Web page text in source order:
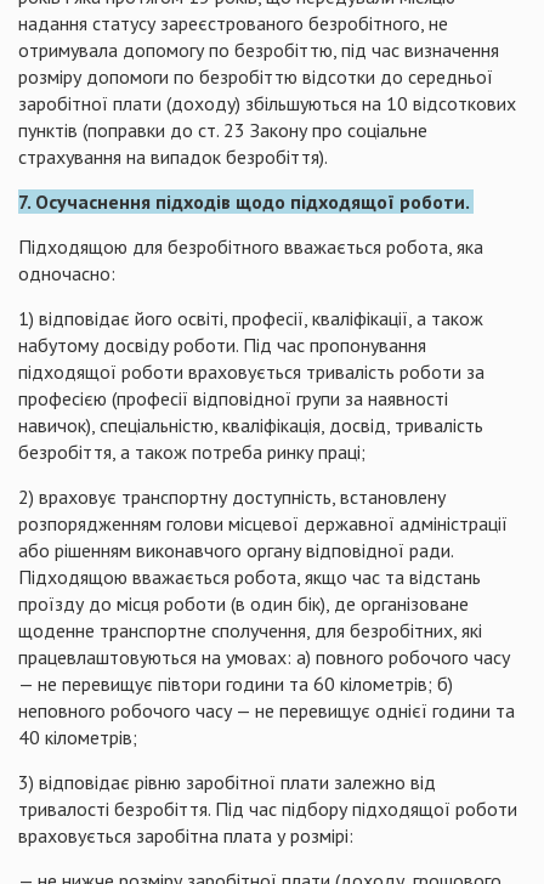
надання статусу зареєстрованого безробітного, не
отримувала допомогу по безробіттю, під час визначення
розміру допомоги по безробіттю відсотки до середньої
заробітної плати (доходу) збільшуються на 10 відсоткових
пунктів (поправки до ст. 23 Закону про соціальне
страхування на випадок безробіття).
7. Осучаснення підходів щодо підходящої роботи.
Підходящою для безробітного вважається робота, яка
одночасно:
1) відповідає його освіті, професії, кваліфікації, а також
набутому досвіду роботи. Під час пропонування
підходящої роботи враховується тривалість роботи за
професією (професії відповідної групи за наявності
навичок), спеціальністю, кваліфікація, досвід, тривалість
безробіття, а також потреба ринку праці;
2) враховує транспортну доступність, встановлену
розпорядженням голови місцевої державної адміністрації
або рішенням виконавчого органу відповідної ради.
Підходящою вважається робота, якщо час та відстань
проїзду до місця роботи (в один бік), де організоване
щоденне транспортне сполучення, для безробітних, які
працевлаштовуються на умовах: а) повного робочого часу
— не перевищує півтори години та 60 кілометрів; б)
неповного робочого часу — не перевищує однієї години та
40 кілометрів;
3) відповідає рівню заробітної плати залежно від
тривалості безробіття. Під час підбору підходящої роботи
враховується заробітна плата у розмірі: